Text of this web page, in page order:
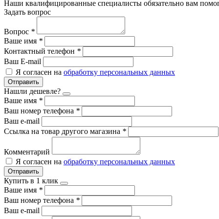
Наши квалифицированные специалисты обязательно вам
Задать вопрос
Вопрос *
Ваше имя *
Контактный телефон *
Ваш E-mail
Я согласен на обработку персональных данных
Отправить
Нашли дешевле?
Ваше имя *
Ваш номер телефона *
Ваш e-mail
Ссылка на товар другого магазина *
Комментарий
Я согласен на обработку персональных данных
Отправить
Купить в 1 клик
Ваше имя *
Ваш номер телефона *
Ваш e-mail